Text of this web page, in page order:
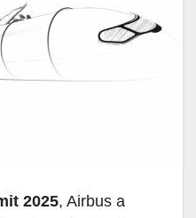
2025, Airbus a